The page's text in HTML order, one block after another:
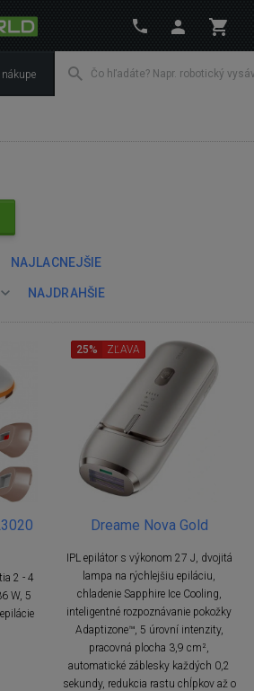
nákupe
NAJLACNEJŠIE
NAJDRAHŠIE
2 - 4
W, 5
Dreame Nova Gold
IPL epilátor s výkonom 27 J, dvojitá
lampa na rýchlejšiu epiláciu,
chladenie Sapphire Ice Cooling,
inteligentné rozpoznávanie pokožky
Adaptizone™, 5 úrovní intenzity,
pracovná plocha 3,9 cm²,
automatické záblesky každých 0,2
sekundy, redukcia rastu chĺpkov až o
25% ZĽAVA